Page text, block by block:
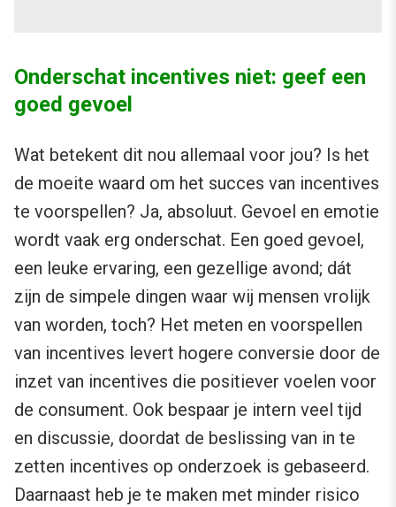
Onderschat incentives niet: geef een
goed gevoel
Wat betekent dit nou allemaal voor jou? Is het
de moeite waard om het succes van incentives
te voorspellen? Ja, absoluut. Gevoel en emotie
wordt vaak erg onderschat. Een goed gevoel,
een leuke ervaring, een gezellige avond; dát
zijn de simpele dingen waar wij mensen vrolijk
van worden, toch? Het meten en voorspellen
van incentives levert hogere conversie door de
inzet van incentives die positiever voelen voor
de consument. Ook bespaar je intern veel tijd
en discussie, doordat de beslissing van in te
zetten incentives op onderzoek is gebaseerd.
Daarnaast heb je te maken met minder risico